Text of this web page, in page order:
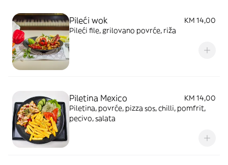
Pileći wok
KM 14,00
Pileći file, grilovano povrće, riža
Piletina Mexico
KM 14,00
Piletina, povrće, pizza sos, chilli, pomfrit,
pecivo, salata